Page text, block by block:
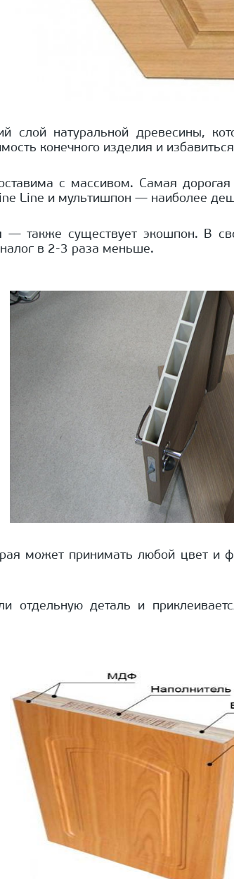
слой натуральной древесины,
конечного изделия и
с массивом. Самая
Line и мультишпон — наиболее
— также существует экошпон. В
в 2-3 раза меньше.
может принимать любой цвет
отдельную деталь и